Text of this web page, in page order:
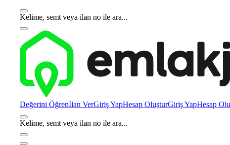
Kelime, semt veya ilan no ile ara...
Değerini Öğrenİlan VerGiriş YapHesap OluşturGiriş YapHesap
Kelime, semt veya ilan no ile ara...